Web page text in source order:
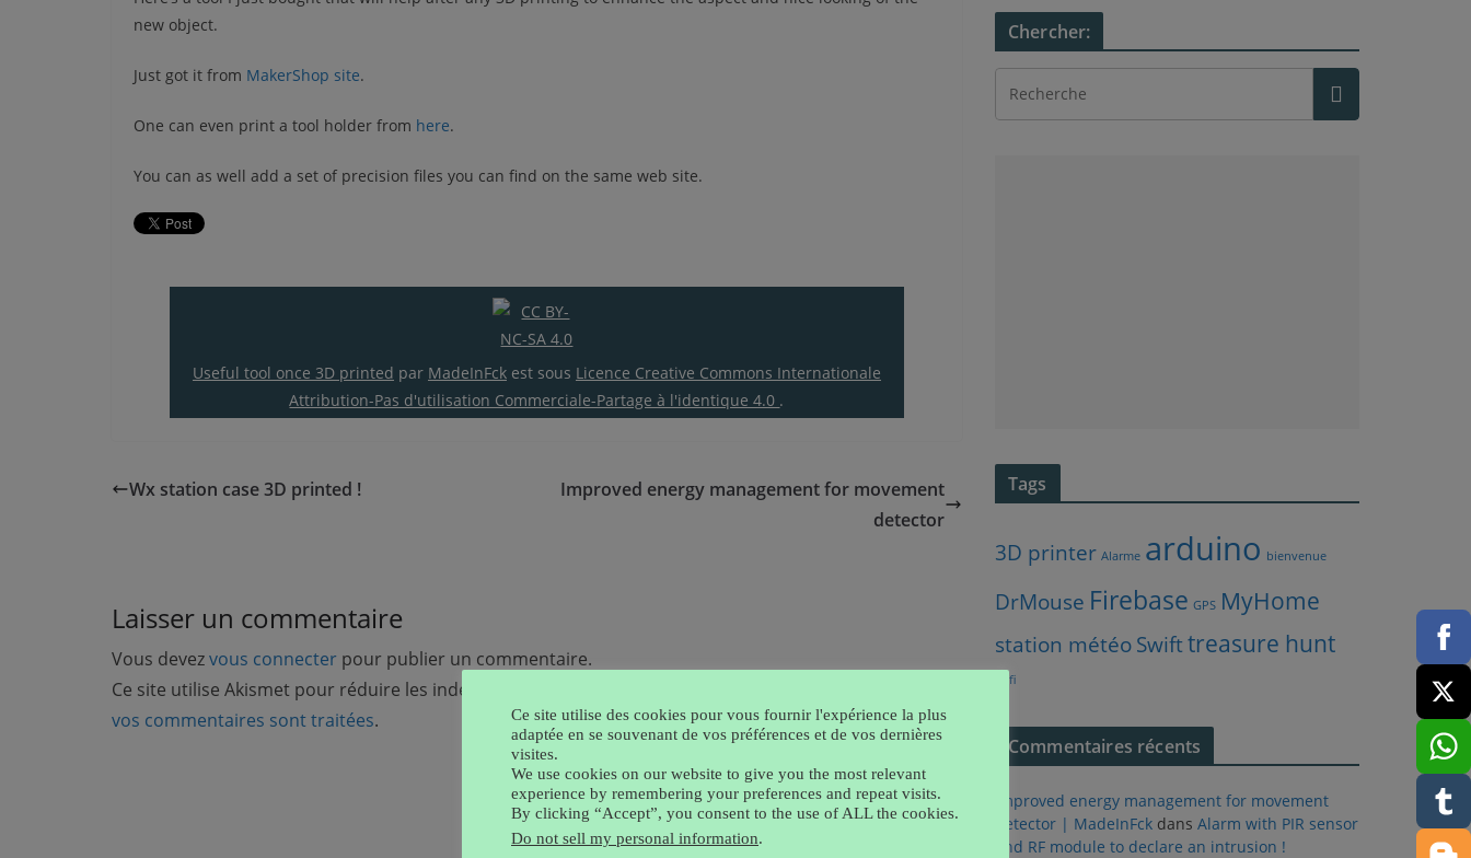
new object.
Just got it from MakerShop site.
One can even print a tool holder from here.
You can as well add a set of precision files you can find on the same web site.
Useful tool once 3D printed par MadeInFckest sous Licence Creative Commons Internationale
Attribution-Pas d'utilisation Commerciale-Partage à l'identique 4.0 .
Wx station case 3D printed !
Improved energy management for movement
detector
Laisser un commentaire
Vous devezvous connecter pour publier un commentaire.
Ce site utilise Akismet pour réduire les indésirables.
vos commentaires sont traitées.
Chercher:
Tags
3D printer Alarme arduino bienvenue
DrMouse Firebase GPS MyHome
station météo Swifttreasure hunt
Wifi
Commentaires récents
Improved energy management for movement
detector | MadeInFck dans Alarm with PIR sensor
and RF module to declare an intrusion !
Ce site utilise des cookies pour vous fournir l'expérience la plus
adaptée en se souvenant de vos préférences et de vos dernières
visites.
We use cookies on our website to give you the most relevant
experience by remembering your preferences and repeat visits.
By clicking “Accept”, you consent to the use of ALL the cookies.
Do not sell my personal information.